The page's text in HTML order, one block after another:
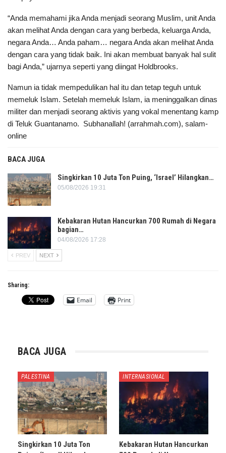
“Anda memahami jika Anda menjadi seorang Muslim, unit Anda
akan melihat Anda dengan cara yang berbeda, keluarga Anda,
negara Anda… Anda paham… negara Anda akan melihat Anda
dengan cara yang tidak baik. Ini akan membuat banyak hal sulit
bagi Anda,” ujarnya seperti yang diingat Holdbrooks.
Namun ia tidak mempedulikan hal itu dan tetap teguh untuk
memeluk Islam. Setelah memeluk Islam, ia meninggalkan dinas
militer dan menjadi seorang aktivis yang vokal menentang kamp
di Teluk Guantanamo. Subhanallah! (arrahmah.com), salam-
online
BACA JUGA
Singkirkan 10 Juta Ton Puing, ‘Israel’ Hilangkan…
05/08/2026 19:31
Kebakaran Hutan Hancurkan 700 Rumah di Negara
bagian…
04/08/2026 17:28
PREV NEXT
Sharing:
Email Print
BACA JUGA
PALESTINA
Singkirkan 10 Juta Ton
INTERNASIONAL
Kebakaran Hutan Hancurkan